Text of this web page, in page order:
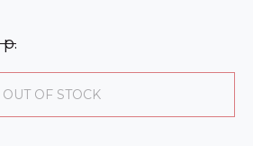
р.
OUT OF STOCK